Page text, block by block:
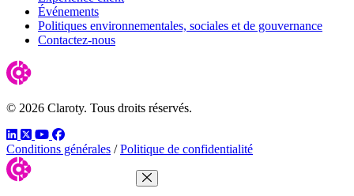
Événements
Politiques environnementales, sociales et de gouvernance
Contactez-nous
© 2026 Claroty. Tous droits réservés.
LinkedIn
TwitterYouTube
Facebook
Conditions générales / Politique de confidentialité
Fermer le menu